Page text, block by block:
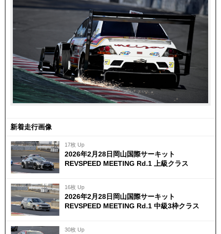
新着走行画像
17枚 Up
2026年2月28日岡山国際サーキット
REVSPEED MEETING Rd.1 上級クラス
16枚 Up
2026年2月28日岡山国際サーキット
REVSPEED MEETING Rd.1 中級3枠クラス
30枚 Up